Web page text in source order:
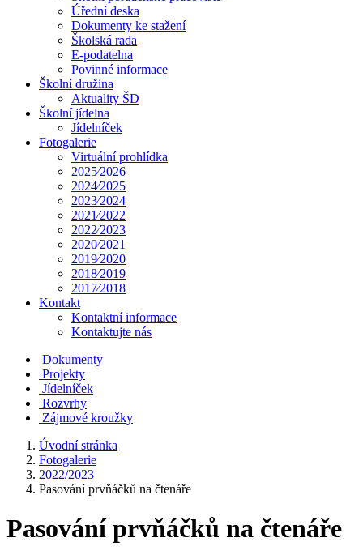
Úřední deska
Dokumenty ke stažení
Školská rada
E-podatelna
Povinné informace
Školní družina
Aktuality ŠD
Školní jídelna
Jídelníček
Fotogalerie
Virtuální prohlídka
2025⁄2026
2024⁄2025
2023⁄2024
2021⁄2022
2022⁄2023
2020⁄2021
2019⁄2020
2018⁄2019
2017⁄2018
Kontakt
Kontaktní informace
Kontaktujte nás
Dokumenty
Projekty
Jídelníček
Rozvrhy
Zájmové kroužky
Úvodní stránka
Fotogalerie
2022/2023
Pasování prvňáčků na čtenáře
Pasování prvňáčků na čtenáře